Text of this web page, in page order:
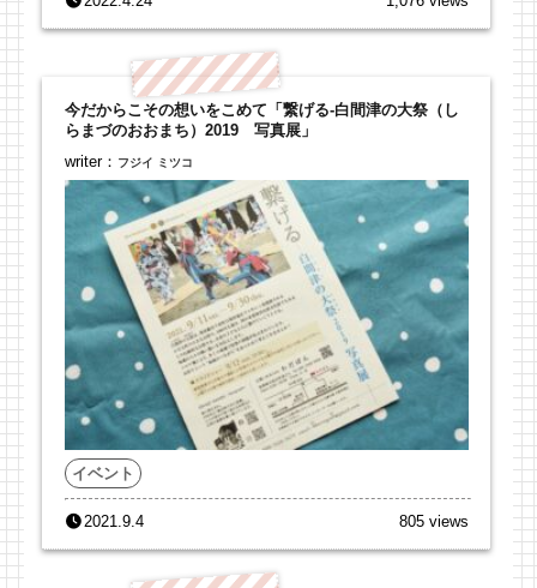
今だからこその想いをこめて「繋げる‐白間津の大祭（し
らまづのおおまち）2019 写真展」
writer： フジイ ミツコ
イベント
2021.9.4 805 views